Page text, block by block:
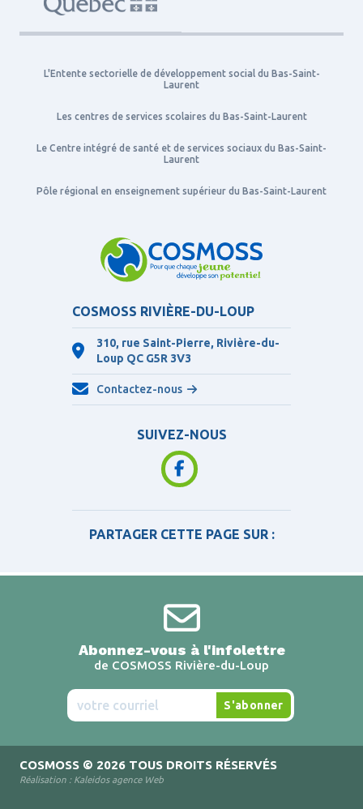
L'Entente sectorielle de développement social du Bas-Saint-
Laurent
Les centres de services scolaires du Bas-Saint-Laurent
Le Centre intégré de santé et de services sociaux du Bas-Saint-
Laurent
Pôle régional en enseignement supérieur du Bas-Saint-Laurent
COSMOSS RIVIÈRE-DU-LOUP
310, rue Saint-Pierre, Rivière-du-
Loup QC G5R 3V3
Contactez-nous
SUIVEZ-NOUS
PARTAGER CETTE PAGE SUR :
Abonnez-vous à l'infolettre
de COSMOSS Rivière-du-Loup
COSMOSS© 2026 TOUS DROITS RÉSERVÉS
Réalisation : Kaleidos agence Web